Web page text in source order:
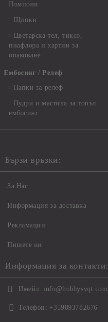
Помпони
Щипки
Цветарска тел, тиксо,
пиафлора и хартии за
опаковане
Ембосинг / Релеф
Папки за релеф
Пудри и мастила за топъл
ембосинг
Бързи връзки:
За Нас
Информация за доставка
Рекламации
Пишете ни
Информация за контакти:
Имейл: info@hobbysvqt.com
Телефон: +359893782676